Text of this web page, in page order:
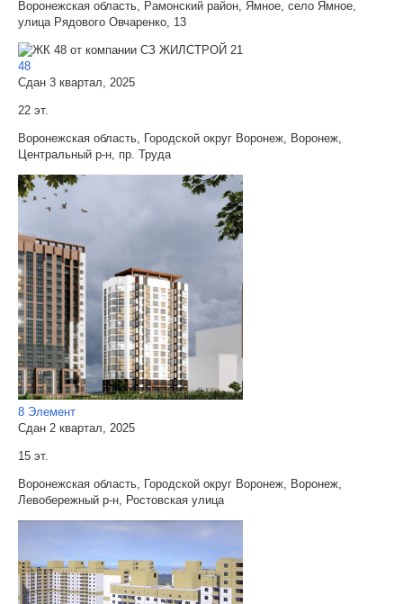
Воронежская область, Рамонский район, Ямное, село Ямное,
улица Рядового Овчаренко, 13
48
Сдан 3 квартал, 2025
22 эт.
Воронежская область, Городской округ Воронеж, Воронеж,
Центральный р-н, пр. Труда
8 Элемент
Сдан 2 квартал, 2025
15 эт.
Воронежская область, Городской округ Воронеж, Воронеж,
Левобережный р-н, Ростовская улица